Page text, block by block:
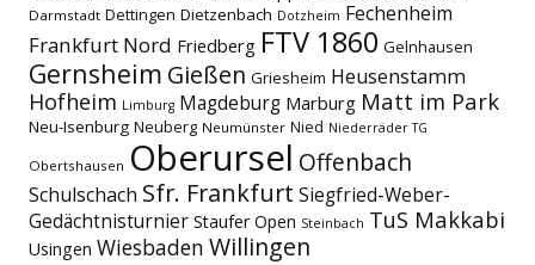
Darmstadt Dettingen Dietzenbach Dotzheim Fechenheim
Frankfurt Nord Friedberg FTV 1860 Gelnhausen
Gernsheim Gießen Griesheim Heusenstamm
Hofheim Limburg Magdeburg Marburg Matt im Park
Neu-Isenburg Neuberg Neumünster Nied Niederräder TG
Obertshausen Oberursel Offenbach
Schulschach Sfr. Frankfurt Siegfried-Weber-
Gedächtnisturnier Staufer Open Steinbach TuS Makkabi
Usingen Wiesbaden Willingen